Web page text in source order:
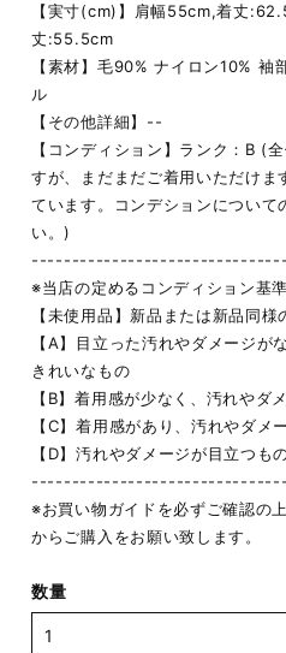
【実寸(cm)】肩幅55cm,着丈
丈:55.5cm
【素材】毛90% ナイロン10%
ル
【その他詳細】--
【コンディション】ランク：B (
すが、まだまだご着用いただけま
ています。コンデションについて
い。)
※当店の定めるコンディション基準
【未使用品】新品または新品同様
【A】目立った汚れやダメージが
きれいなもの
【B】着用感が少なく、汚れやダ
【C】着用感があり、汚れやダメ
【D】汚れやダメージが目立つも
※お買い物ガイドを必ずご確認の
からご購入をお願い致します。
数量